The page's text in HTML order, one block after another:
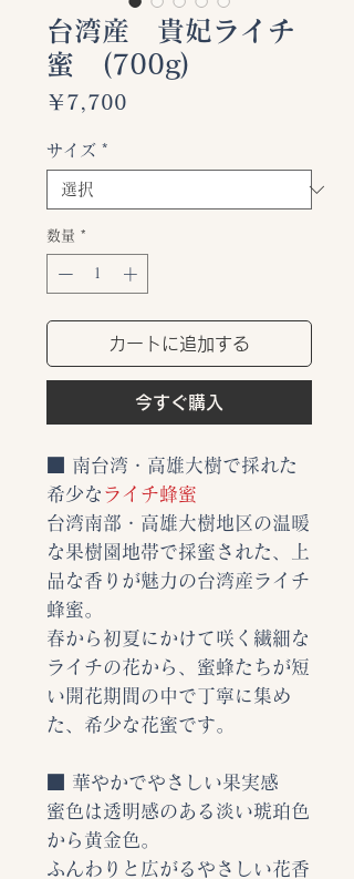
台湾産 貴妃ライチ
蜜 (700g)
￥7,700
サイズ *
数量 *
カートに追加する
今すぐ購入
■ 南台湾・高雄大樹で採れた
希少な ライチ蜂蜜
台湾南部・高雄大樹地区の温暖
な果樹園地帯で採蜜された、上
品な香りが魅力の台湾産ライチ
蜂蜜。
春から初夏にかけて咲く繊細な
ライチの花から、蜜蜂たちが短
い開花期間の中で丁寧に集め
た、希少な花蜜です。
■ 華やかでやさしい果実感
蜜色は透明感のある淡い琥珀色
から黄金色。
ふんわりと広がるやさしい花香